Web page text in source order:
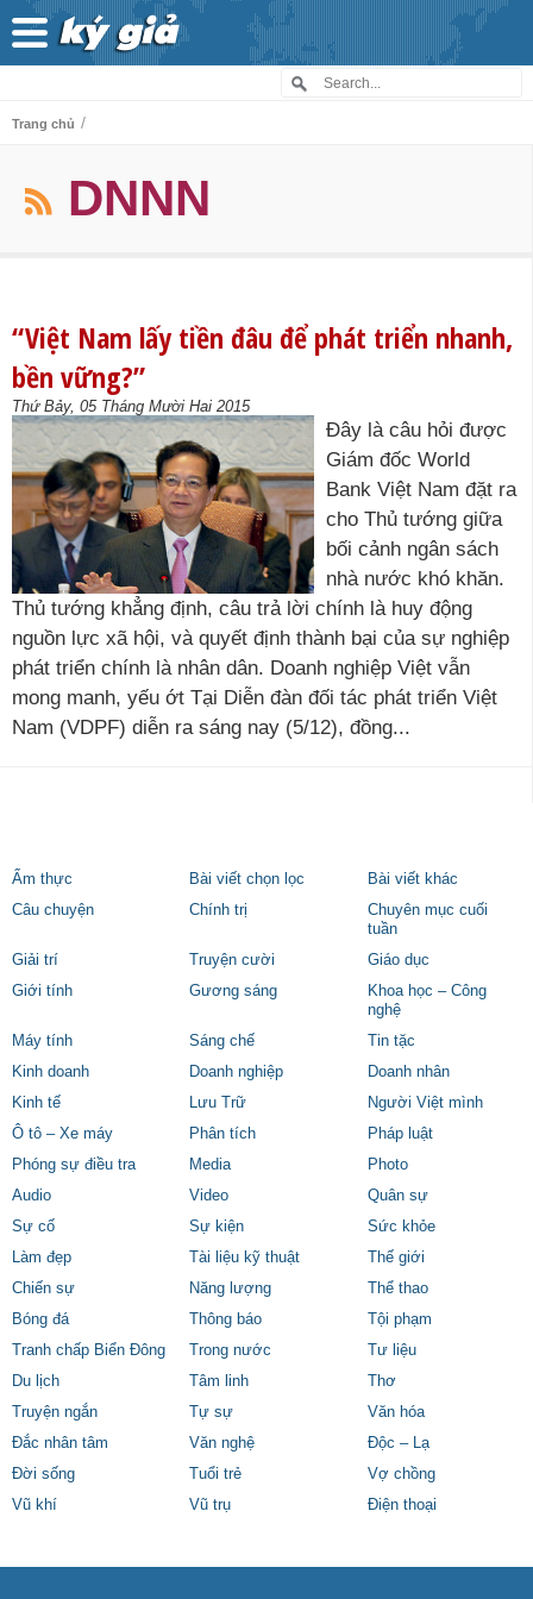
Trang chủ /
DNNN
“Việt Nam lấy tiền đâu để phát triển nhanh,
bền vững?”
Thứ Bảy, 05 Tháng Mười Hai 2015
Đây là câu hỏi được
Giám đốc World
Bank Việt Nam đặt ra
cho Thủ tướng giữa
bối cảnh ngân sách
nhà nước khó khăn.
Thủ tướng khẳng định, câu trả lời chính là huy động
nguồn lực xã hội, và quyết định thành bại của sự nghiệp
phát triển chính là nhân dân. Doanh nghiệp Việt vẫn
mong manh, yếu ớt Tại Diễn đàn đối tác phát triển Việt
Nam (VDPF) diễn ra sáng nay (5/12), đồng...
Ẩm thực Bài viết chọn lọc
Bài viết khác
Câu chuyện
Chính trị
Chuyên mục cuối
tuần
Giải trí
Truyện cười
Giáo dục
Giới tính
Gương sáng
Khoa học – Công
nghệ
Máy tính
Sáng chế
Tin tặc
Kinh doanh
Doanh nghiệp
Doanh nhân
Kinh tế
Lưu Trữ
Người Việt mình
Ô tô – Xe máy
Phân tích
Pháp luật
Phóng sự điều tra
Media
Photo
Audio
Video
Quân sự
Sự cố
Sự kiện
Sức khỏe
Làm đẹp
Tài liệu kỹ thuật
Thế giới
Chiến sự
Năng lượng
Thể thao
Bóng đá
Thông báo
Tội phạm
Tranh chấp Biển Đông
Trong nước
Tư liệu
Du lịch
Tâm linh
Thơ
Truyện ngắn
Tự sự
Văn hóa
Đắc nhân tâm
Văn nghệ
Độc – Lạ
Đời sống
Tuổi trẻ
Vợ chồng
Vũ khí
Vũ trụ Điện thoại